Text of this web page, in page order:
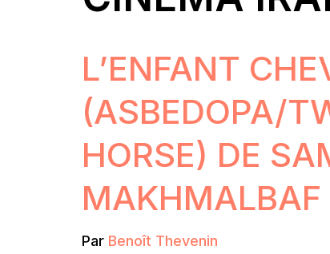
L’ENFANT
(ASBEDOPA/
HORSE) DE
MAKHMALBAF
Par Benoît Thevenin